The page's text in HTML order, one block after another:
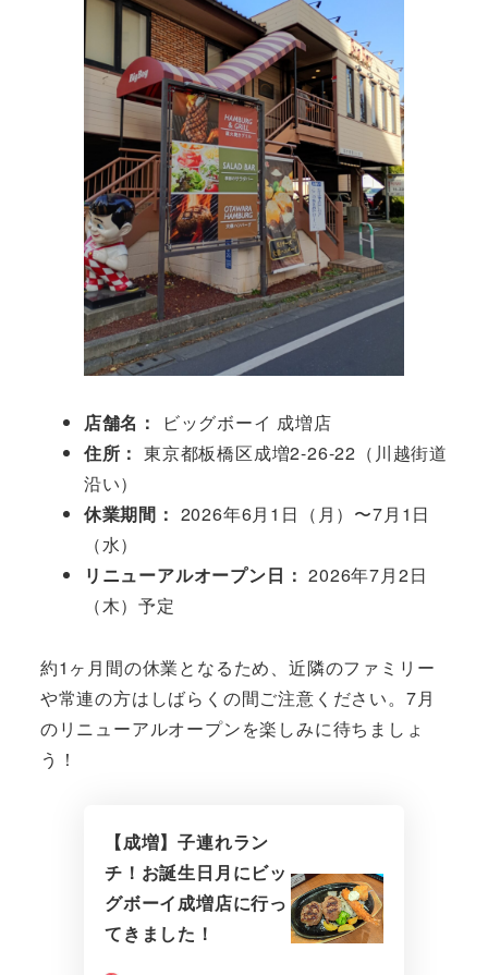
店舗名：
ビッグボーイ 成増店
住所： 東京都板橋区成増2-26-22（川越街道
沿い）
休業期間： 2026年6月1日（月）〜7月1日
（水）
リニューアルオープン日： 2026年7月2日
（木）予定
約1ヶ月間の休業となるため、近隣のファミリー
や常連の方はしばらくの間ご注意ください。7月
のリニューアルオープンを楽しみに待ちましょ
う！
【成増】子連れラン
チ！お誕生日月にビッ
グボーイ成増店に行っ
てきました！